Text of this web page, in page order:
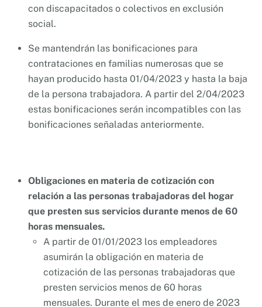
con discapacitados o colectivos en exclusión
social.
Se mantendrán las bonificaciones para
contrataciones en familias numerosas que se
hayan producido hasta 01/04/2023 y hasta la baja
de la persona trabajadora. A partir del 2/04/2023
estas bonificaciones serán incompatibles con las
bonificaciones señaladas anteriormente.
Obligaciones en materia de cotización con
relación a las personas trabajadoras del hogar
que presten sus servicios durante menos de 60
horas mensuales.
A partir de 01/01/2023 los empleadores
asumirán la obligación en materia de
cotización de las personas trabajadoras que
presten servicios menos de 60 horas
mensuales. Durante el mes de enero de 2023